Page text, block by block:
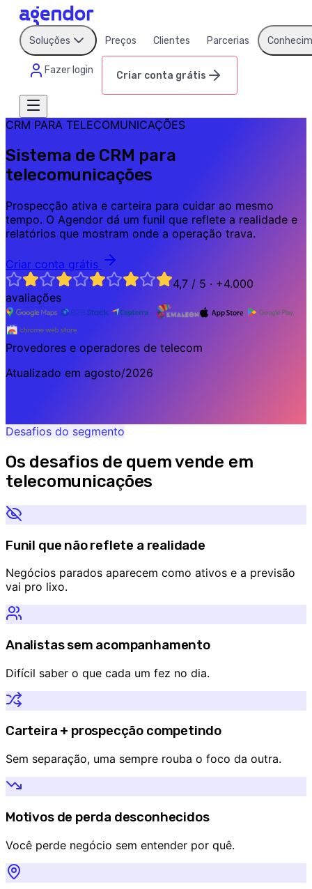
Soluções Preços Clientes Parcerias
Fazer login Criar conta grátis
CRM PARA TELECOMUNICAÇÕES
Sistema de CRM para
telecomunicações
Prospecção ativa e carteira para cuidar ao mesmo
tempo. O Agendor dá um funil que reflete a realidade e
relatórios que mostram onde a operação trava.
Criar conta grátis
4,7 / 5 · +4.000
avaliações
Provedores e operadores de telecom
Atualizado em agosto/2026
Desafios do segmento
Os desafios de quem vende em
telecomunicações
Funil que não reflete a realidade
Negócios parados aparecem como ativos e a previsão
vai pro lixo.
Analistas sem acompanhamento
Difícil saber o que cada um fez no dia.
Carteira + prospecção competindo
Sem separação, uma sempre rouba o foco da outra.
Motivos de perda desconhecidos
Você perde negócio sem entender por quê.